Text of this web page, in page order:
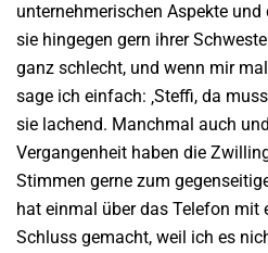
unternehmerischen Aspekte
sie hingegen gern ihrer
ganz schlecht, und wenn mir
sage ich einfach: ‚Steffi, da
sie lachend. Manchmal auch
Vergangenheit haben die
Stimmen gerne zum
hat einmal über das Telefon mit
Schluss gemacht, weil ich es